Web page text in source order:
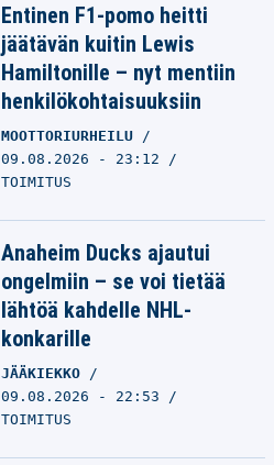
Entinen F1-pomo heitti
jäätävän kuitin Lewis
Hamiltonille – nyt mentiin
henkilökohtaisuuksiin
MOOTTORIURHEILU
09.08.2026 - 23:12
TOIMITUS
Anaheim Ducks ajautui
ongelmiin – se voi tietää
lähtöä kahdelle NHL-
konkarille
JÄÄKIEKKO
09.08.2026 - 22:53
TOIMITUS